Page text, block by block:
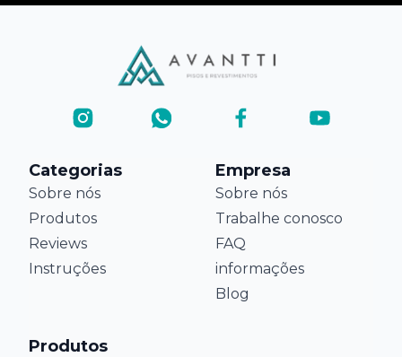
Categorias
Sobre nós
Produtos
Reviews
Instruções
Empresa
Sobre nós
Trabalhe conosco
FAQ
informações
Blog
Produtos